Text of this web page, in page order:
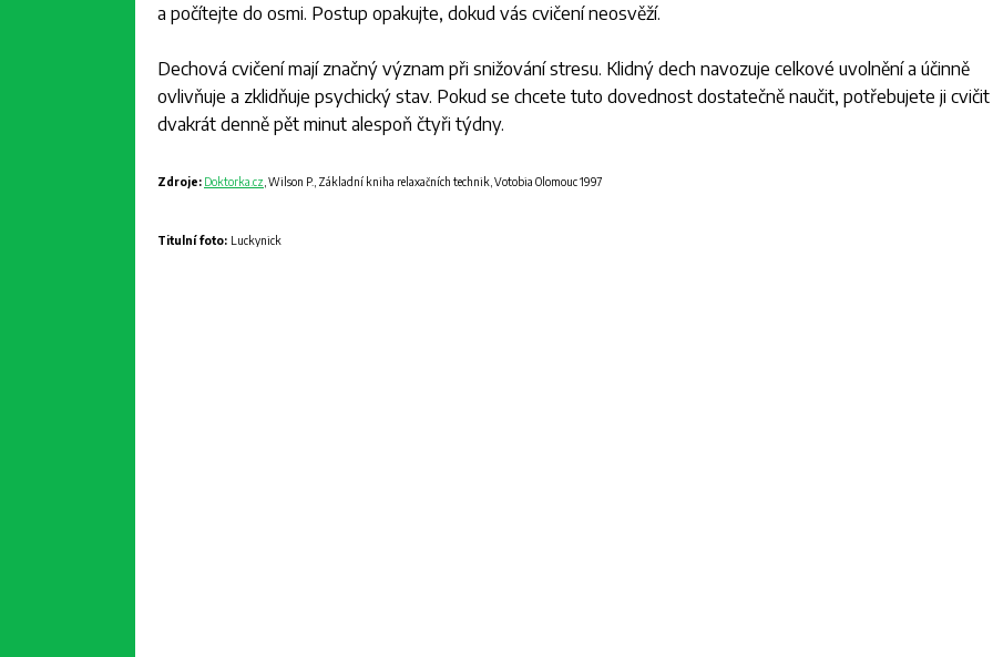
a počítejte do osmi. Postup opakujte, dokud vás cvičení neosvěží.
Dechová cvičení mají značný význam při snižování stresu. Klidný dech navozuje celkové uvolnění a účinně
ovlivňuje a zklidňuje psychický stav. Pokud se chcete tuto dovednost dostatečně naučit, potřebujete ji cvičit
dvakrát denně pět minut alespoň čtyři týdny.
Zdroje: Doktorka.cz , Wilson P., Základní kniha relaxačních technik, Votobia Olomouc 1997
Titulní foto: Luckynick